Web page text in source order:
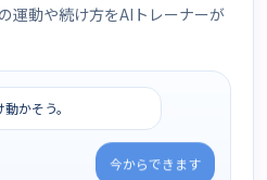
運動や続け方をAIトレーナーが
かそう。
今からできます